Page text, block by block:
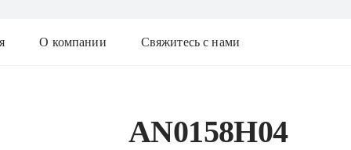
О компании Свяжитесь с нами
AN0158H04